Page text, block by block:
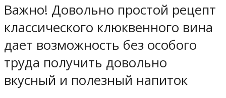
Важно! Довольно простой рецепт
классического клюквенного вина
дает возможность без особого
труда получить довольно
вкусный и полезный напиток